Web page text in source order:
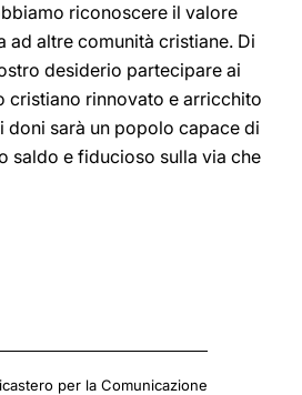
riconoscere il valore
ad altre comunità cristiane. Di
desiderio partecipare ai
cristiano rinnovato e arricchito
doni sarà un popolo capace di
saldo e fiducioso sulla via che
per la Comunicazione